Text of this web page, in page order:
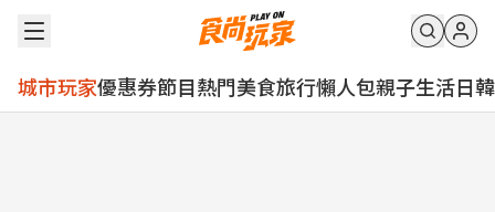
城市玩家優惠券節目熱門美食旅行懶人包親子生活日韓